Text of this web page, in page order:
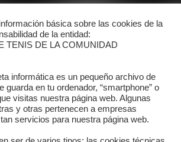
Contacto
Dónde estamos
Directorio departamentos
Horario
Formulario de contacto
básica sobre las cookies de la
de la entidad:
TENIS DE LA COMUNIDAD
informática es un pequeño archivo de
guarda en tu ordenador, “smartphone” o
visitas nuestra página web. Algunas
y otras pertenecen a empresas
servicios para nuestra página web.